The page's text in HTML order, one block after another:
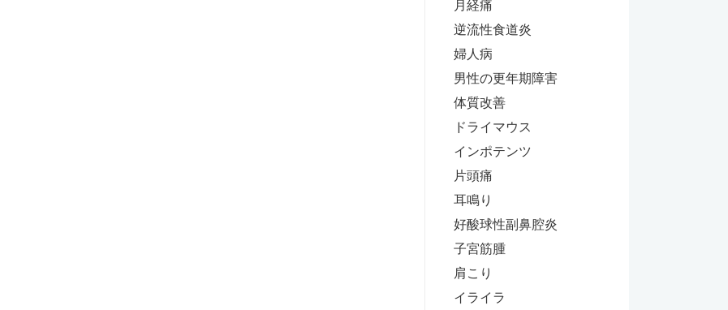
月経痛
逆流性食道炎
婦人病
男性の更年期障害
体質改善
ドライマウス
インポテンツ
片頭痛
耳鳴り
好酸球性副鼻腔炎
子宮筋腫
肩こり
イライラ